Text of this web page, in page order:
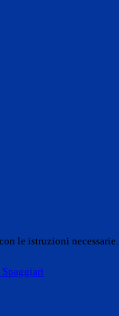
le istruzioni necessarie.